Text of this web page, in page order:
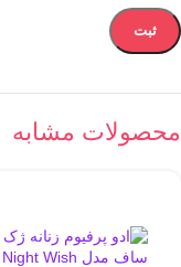
محصولات مشابه